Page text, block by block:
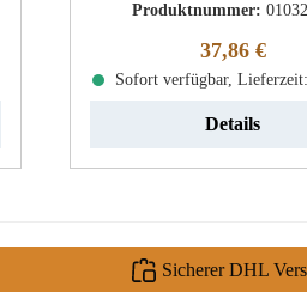
Produktnummer:
Regulärer
37,86 €
Sofort verfügbar,
Details
Sicherer DHL